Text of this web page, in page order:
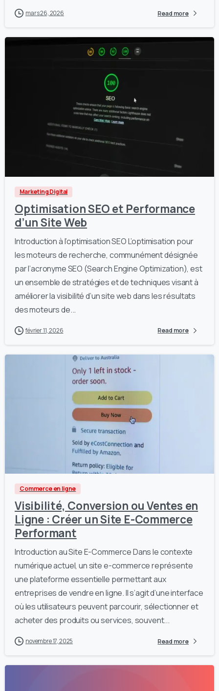
mars 26, 2026 Read more
Marketing Digital
Optimisation SEO et Performance
d’un Site Web
Introduction à l’optimisation SEO L’optimisation pour
les moteurs de recherche, communément désignée
par l’acronyme SEO (Search Engine Optimization), est
un ensemble de stratégies et de techniques visant à
améliorer la visibilité d’un site web dans les résultats
des moteurs de...
février 11, 2026 Read more
Commerce en ligne
Visibilité, Conversion ou Ventes en
Ligne : Créer un Site E-Commerce
Performant
Introduction au Site E-Commerce Dans le contexte
numérique actuel, un site e-commerce représente
une plateforme essentielle permettant aux
entreprises de vendre en ligne. Il s’agit d’une interface
où les utilisateurs peuvent parcourir, sélectionner et
acheter des produits ou services, souvent...
novembre 17, 2025 Read more